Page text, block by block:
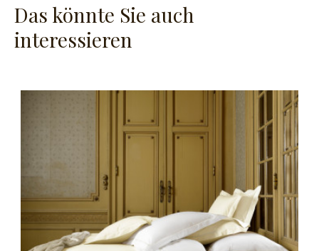
Das könnte Sie auch
interessieren